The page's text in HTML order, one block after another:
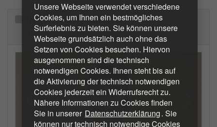
Unsere Webseite verwendet verschiedene
Cookies, um Ihnen ein bestmögliches
Surferlebnis zu bieten. Sie können unsere
Webseite grundsätzlich auch ohne das
Setzen von Cookies besuchen. Hiervon
ausgenommen sind die technisch
notwendigen Cookies. Ihnen steht bis auf
die Aktivierung der technisch notwendigen
Cookies jederzeit ein Widerrufsrecht zu.
Nähere Informationen zu Cookies finden
Sie in unserer Datenschutzerklärung. Sie
können nur technisch notwendigeCookies
Nigel Freund | Videograf
Dein Videograf für das perfekte Video